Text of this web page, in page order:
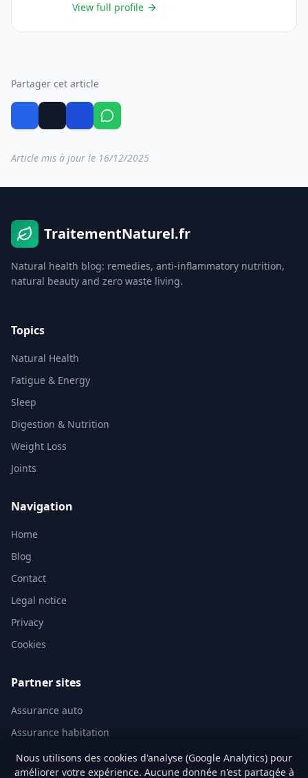
View full profile
Partager cet article
Article mis à jour le 16/12/2025
TraitementNaturel.fr
Natural health blog: remedies, anti-inflammatory nutrition,
natural beauty and zero waste living.
Topics
Natural Health
Fatigue & Energy
Sleep
Digestion & Nutrition
Weight Loss
Joints
Navigation
Home
Blog
Contact
Legal notice
Privacy
Cookies
Partner sites
Assurance auto
Assurance habitation
Mutuelle santé
Nous utilisons des cookies d'analyse (Google Analytics) pour
améliorer votre expérience. Aucune donnée n'est partagée à